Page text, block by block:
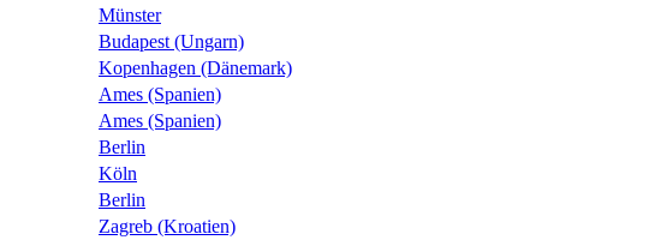
Münster
Budapest (Ungarn)
Kopenhagen (Dänemark)
Ames (Spanien)
Ames (Spanien)
Berlin
Köln
Berlin
Zagreb (Kroatien)